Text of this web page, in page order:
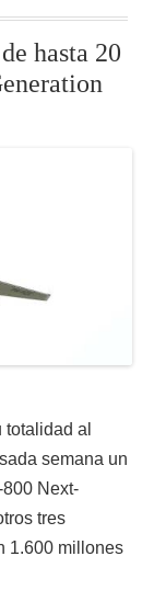
hasta 20
al
semana un
Next-
tres
1.600 millones